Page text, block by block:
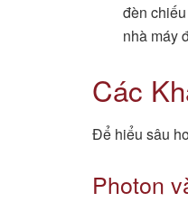
đèn
nhà máy
Các
Để hiểu sâu
Photon